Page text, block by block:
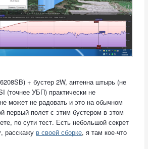
+ бустер 2W, антенна штырь (не
(точнее УБП) практически не
может не радовать и это на обычном
первый полет с этим бустером в этом
по сути тест. Есть небольшой секрет
расскажу в своей сборке, я там кое-что